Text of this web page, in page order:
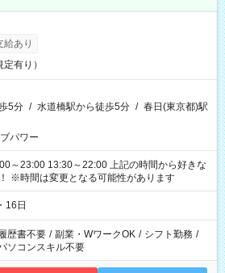
給あり
有り）
5分 / 水道橋駅から徒歩5分 / 春日(東京都)駅
パワー
13:30～22:00 上記の時間から好きな
※時間は変更となる可能性があります
16日
歴書不要 / 副業・WワークOK / シフト勤務 /
ソコンスキル不要